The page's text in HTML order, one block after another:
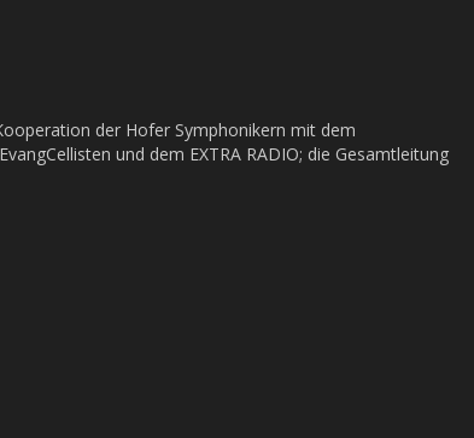
der Hofer Symphonikern mit dem
und dem EXTRA RADIO; die Gesamtleitung